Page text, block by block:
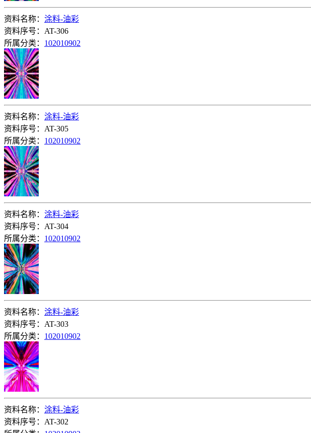
资料名称： 涂料-油彩
资料序号：AT-306
所属分类： 102010902
资料名称： 涂料-油彩
资料序号：AT-305
所属分类： 102010902
资料名称： 涂料-油彩
资料序号：AT-304
所属分类： 102010902
资料名称： 涂料-油彩
资料序号：AT-303
所属分类： 102010902
资料名称： 涂料-油彩
资料序号：AT-302